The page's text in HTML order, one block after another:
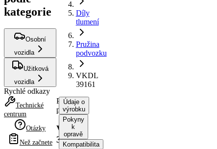
kategorie
Osobní
vozidla
Užitková
vozidla
Rychlé odkazy
Technické
centrum
Otázky
Než začnete
Díly
tlumení
Pružina
podvozku
VKDL
39161
Pružina
podvozku
VKDL
39161
Údaje o
výrobku
Pokyny
k
opravě
Kompatibilita